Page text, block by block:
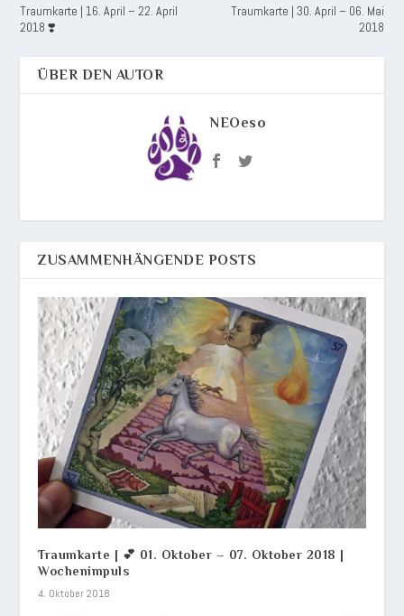
Traumkarte | 16. April – 22. April
2018 ❣️
Traumkarte | 30. April – 06. Mai
2018
ÜBER DEN AUTOR
NEOeso
ZUSAMMENHÄNGENDE POSTS
Traumkarte | 💕 01. Oktober – 07. Oktober 2018 |
Wochenimpuls
4. Oktober 2018